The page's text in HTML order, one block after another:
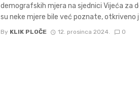
demografskih mjera na sjednici Vijeća za
su neke mjere bile već poznate, otkriveno
By KLIK PLOČE 12. prosinca 2024. 0